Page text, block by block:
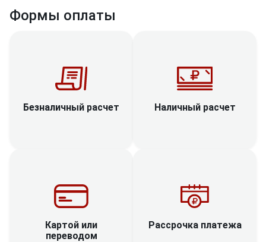
Формы оплаты
Безналичный расчет Наличный расчет
Картой или
переводом
Рассрочка платежа